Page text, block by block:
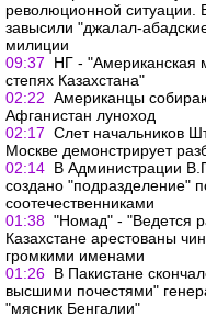
революционной ситуации.
завысили "джалал-
милиции
09:37
НГ - "Американская
степях Казахстана"
02:22 Американцы
Афганистан луноход
02:17 Слет начальников
Москве демонстрирует
02:14 В Администрации
создано "подразделение"
соотечественниками
01:38 "Номад" - "Ведется
Казахстане арестованы
громкими именами
01:26 В Пакистане
высшими почестями"
"мясник Бенгалии"